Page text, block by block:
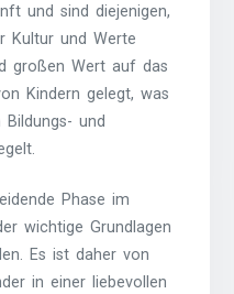
und sind diejenigen,
Kultur und Werte
großen Wert auf das
Kindern gelegt, was
und
Phase im
wichtige Grundlagen
Es ist daher von
in einer liebevollen